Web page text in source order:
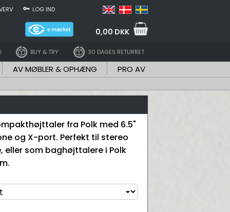
LOG IND
0,00 DKK
BUY & TRY 30 DAGES RETURRET
AV MØBLER & OPHÆNG PRO AV
fra Polk med 6.5"
og X-port. Perfekt til stereo
eller som baghøjttalere i Polk